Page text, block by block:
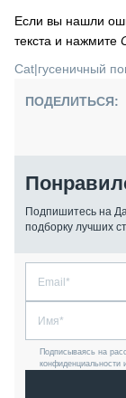
Если вы нашли
текста и нажмите
Cat|гусеничный
ПОДЕЛИТЬСЯ:
Подпишитесь на
подборку лучших
Подписываясь на
конфиденциальности